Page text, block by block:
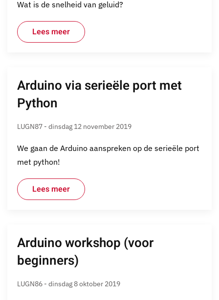
Wat is de snelheid van geluid?
Lees meer
Arduino via serieële port met
Python
LUGN87 - dinsdag 12 november 2019
We gaan de Arduino aanspreken op de serieële port
met python!
Lees meer
Arduino workshop (voor
beginners)
LUGN86 - dinsdag 8 oktober 2019